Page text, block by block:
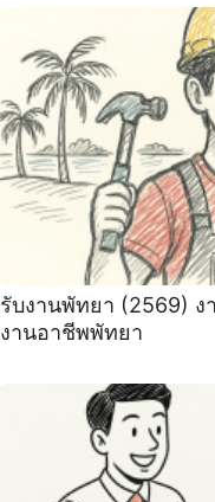
รับงานพัทยา (2569) ️ง
งานอาชีพพัทยา